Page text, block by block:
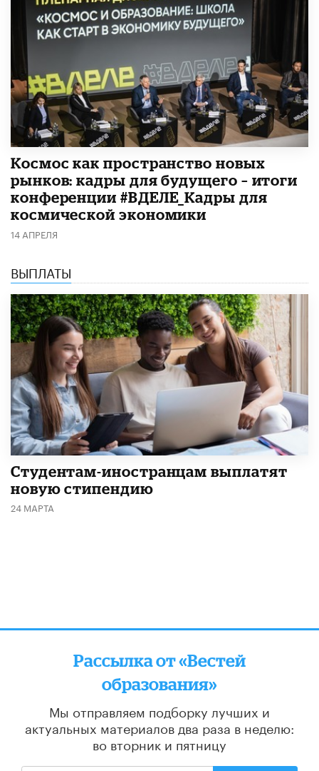
Космос как пространство новых
рынков: кадры для будущего – итоги
конференции #ВДЕЛЕ_Кадры для
космической экономики
14 АПРЕЛЯ
ВЫПЛАТЫ
Студентам-иностранцам выплатят
новую стипендию
24 МАРТА
Рассылка от «Вестей
образования»
Мы отправляем подборку лучших и
актуальных материалов два раза в неделю:
во вторник и пятницу